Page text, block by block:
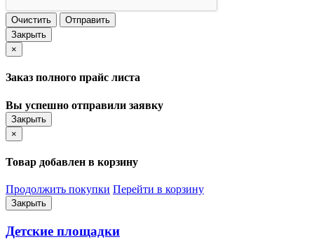
Очистить
Отправить
Закрыть
×
Заказ полного прайс листа
Вы успешно отправили заявку
Закрыть
×
Товар добавлен в корзину
Продолжить покупки Перейти в корзину
Закрыть
Детские площадки